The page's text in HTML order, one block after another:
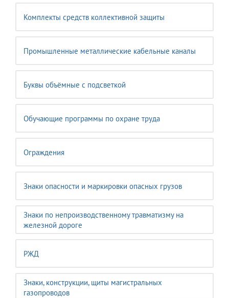
Комплекты средств коллективной защиты
Промышленные металлические кабельные каналы
Буквы объёмные с подсветкой
Обучающие программы по охране труда
Ограждения
Знаки опасности и маркировки опасных грузов
Знаки по непроизводственному травматизму на
железной дороге
РЖД
Знаки, конструкции, щиты магистральных
газопроводов